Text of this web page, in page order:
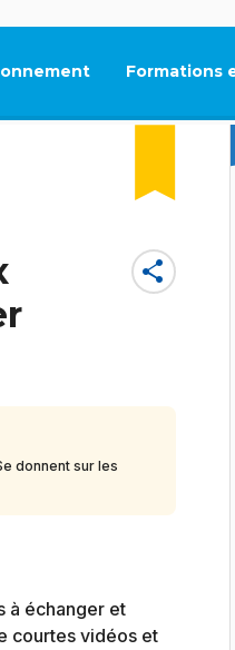
Formations
share
donnent sur les
à échanger et
courtes vidéos et